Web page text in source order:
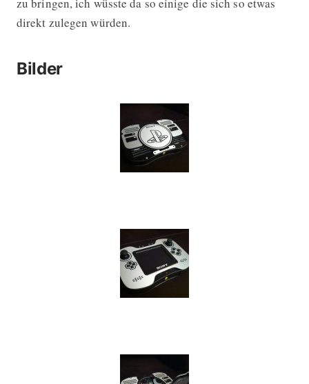
direkt zulegen würden.
Bilder